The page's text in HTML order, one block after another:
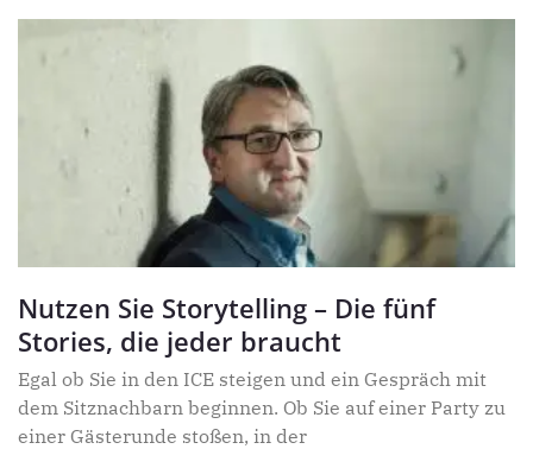
Nutzen Sie Storytelling – Die fünf
Stories, die jeder braucht
Egal ob Sie in den ICE steigen und ein Gespräch mit
dem Sitznachbarn beginnen. Ob Sie auf einer Party zu
einer Gästerunde stoßen, in der